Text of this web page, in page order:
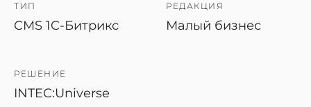
ТИП
CMS 1C-Битрикс
РЕДАКЦИЯ
Малый бизнес
РЕШЕНИЕ
INTEC:Universe